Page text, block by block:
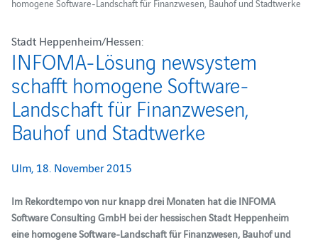
homogene Software-Landschaft für Finanzwesen, Bauhof und Stadtwerke
Stadt Heppenheim/Hessen:
INFOMA-Lösung newsystem
schafft homogene Software-
Landschaft für Finanzwesen,
Bauhof und Stadtwerke
Ulm, 18. November 2015
Im Rekordtempo von nur knapp drei Monaten hat die INFOMA
Software Consulting GmbH bei der hessischen Stadt Heppenheim
eine homogene Software-Landschaft für Finanzwesen, Bauhof und